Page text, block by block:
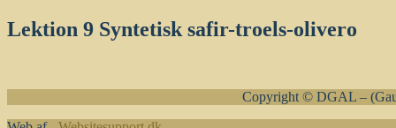
Lektion 9 Syntetisk safir-troels-olivero
Copyright © DGAL –